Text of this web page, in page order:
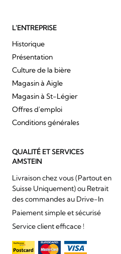
L'ENTREPRISE
Historique
Présentation
Culture de la bière
Magasin à Aigle
Magasin à St-Légier
Offres d'emploi
Conditions générales
QUALITÉ ET SERVICES
AMSTEIN
Livraison chez vous (Partout en
Suisse Uniquement) ou Retrait
des commandes au Drive-In
Paiement simple et sécurisé
Service client efficace !